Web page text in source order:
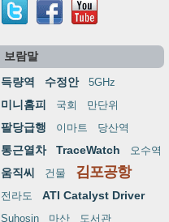
보람말
득량역 수정안 5GHz
미니홈피 국회 만단위
팔당급행 이마트 당산역
통근열차 TraceWatch 오수역
움직씨 건물 김포공항
전라도 ATI Catalyst Driver
Suhosin 마산 도서관